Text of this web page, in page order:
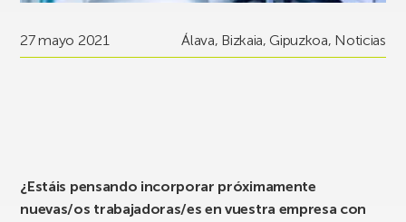
27 mayo 2021 Álava, Bizkaia,Gipuzkoa, Noticias
¿Estáis pensando incorporar próximamente
nuevas/os trabajadoras/es en vuestra empresa con